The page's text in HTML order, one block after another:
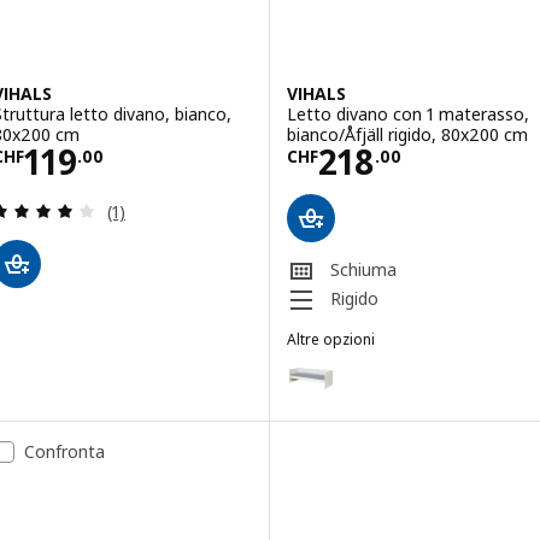
letto divano, bianco,
cm
119.00CHF 119.00
Recensione: 4 fuori da 5 stelle. Totale recensioni:
(1)
VIHALS
Letto divano con 1 materasso,
bianco/Åfjäll rigido, 80x200 cm
CHF218.00
Prezzo CHF
Schiuma
Rigido
Altre opzioni
Opzione: VIHALS, Letto
Opzione: VIHALS, Letto divano
Confronta